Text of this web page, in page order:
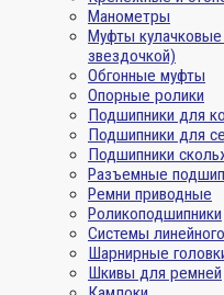
Манометры
Муфты кулачковые
звездочкой)
Обгонные муфты
Опорные ролики
Подшипники для
Подшипники для
Подшипники
Разъемные
Ремни приводные
Роликоподшипники
Системы
Шарнирные
Шкивы для ремней